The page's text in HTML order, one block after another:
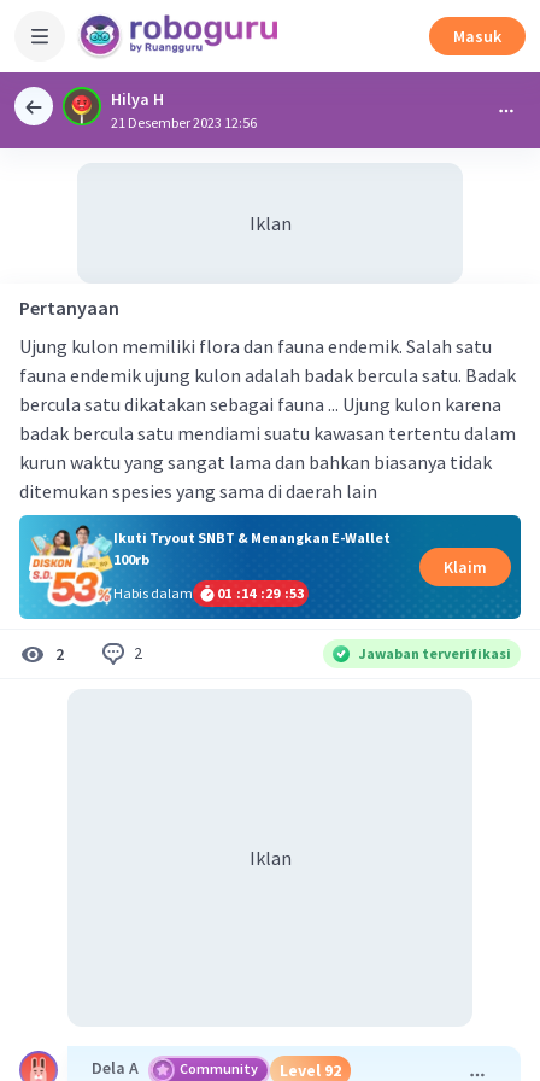
Masuk
Hilya H
21 Desember 2023 12:56
Iklan
Pertanyaan
Ujung kulon memiliki flora dan fauna endemik. Salah satu
fauna endemik ujung kulon adalah badak bercula satu. Badak
bercula satu dikatakan sebagai fauna ... Ujung kulon karena
badak bercula satu mendiami suatu kawasan tertentu dalam
kurun waktu yang sangat lama dan bahkan biasanya tidak
ditemukan spesies yang sama di daerah lain
Ikuti Tryout SNBT & Menangkan E-Wallet
100rb
Habis dalam
01 :14 :29 :53
Klaim
2 2 Jawaban terverifikasi
Iklan
Dela A Community Level 92